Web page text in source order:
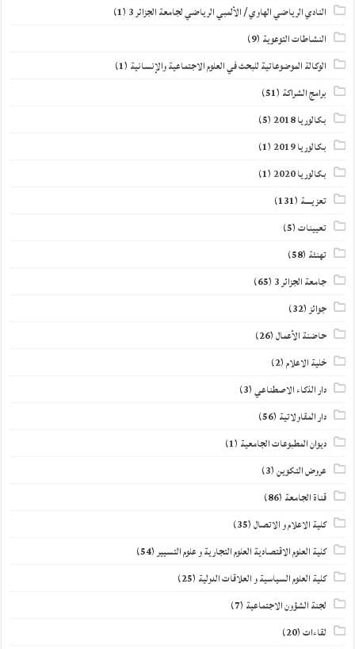
النادي الرياضي الهاوي / الألمبي الرياضي لجامعة الجزائر 3 (1)
النشاطات التوعوية (9)
الوكالة الموضوعاتية للبحث في العلوم الاجتماعية والإنسانية (1)
برامج الشراكة (51)
بكالوريا 2018
(5)
بكالوريا 2019
(1)
بكالوريا 2020
(1)
تعزيــــة (131)
تعيينات(5)
تهنئة (58)
جامعة الجزائر 3 (65)
جوائز(32)
حاضنة الأعمال(26)
خلية الاعلام(2)
دار الذكاء الاصطناعي(3)
دار المقاولاتية (56)
ديوان المطبوعات الجامعية (1)
عروض التكوين(3)
قناة الجامعة (86)
كلية الاعلام و الاتصال(35)
كلية العلوم الاقتصادية العلوم التجارية و علوم التسيير(54)
كلية العلوم السياسية و العلاقات الدولية (25)
لجنة الشؤون الاجتماعية (7)
لقاءات(20)